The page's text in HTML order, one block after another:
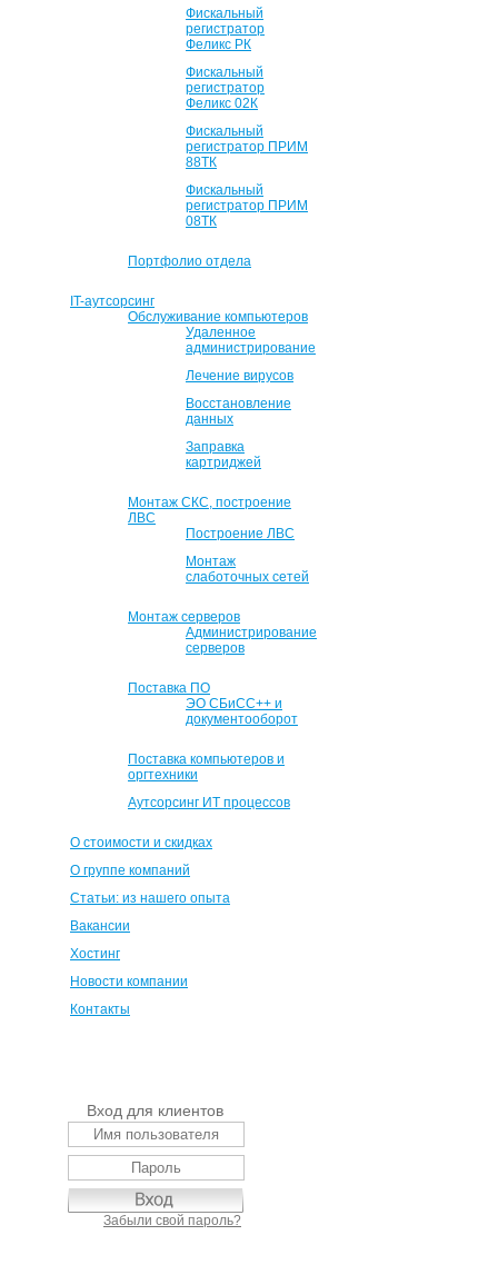
Фискальный
регистратор
Феликс РК
Фискальный
регистратор
Феликс 02К
Фискальный
регистратор ПРИМ
88ТК
Фискальный
регистратор ПРИМ
08ТК
Портфолио отдела
IT-аутсорсинг
Обслуживание компьютеров
Удаленное
администрирование
Лечение вирусов
Восстановление
данных
Заправка
картриджей
Монтаж СКС, построение
ЛВС
Построение ЛВС
Монтаж
слаботочных сетей
Монтаж серверов
Администрирование
серверов
Поставка ПО
ЭО СБиСС++ и
документооборот
Поставка компьютеров и
оргтехники
Аутсорсинг ИТ процессов
О стоимости и скидках
О группе компаний
Статьи: из нашего опыта
Вакансии
Хостинг
Новости компании
Контакты
Вход для клиентов
Забыли свой пароль?